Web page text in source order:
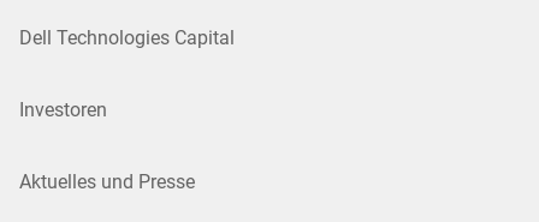
Dell Technologies Capital
Investoren
Aktuelles und Presse